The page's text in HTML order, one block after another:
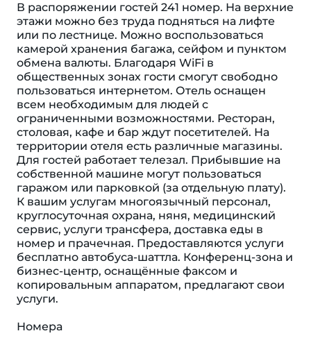
В распоряжении гостей 241 номер. На верхние
этажи можно без труда подняться на лифте
или по лестнице. Можно воспользоваться
камерой хранения багажа, сейфом и пунктом
обмена валюты. Благодаря WiFi в
общественных зонах гости смогут свободно
пользоваться интернетом. Отель оснащен
всем необходимым для людей с
ограниченными возможностями. Ресторан,
столовая, кафе и бар ждут посетителей. На
территории отеля есть различные магазины.
Для гостей работает телезал. Прибывшие на
собственной машине могут пользоваться
гаражом или парковкой (за отдельную плату).
К вашим услугам многоязычный персонал,
круглосуточная охрана, няня, медицинский
сервис, услуги трансфера, доставка еды в
номер и прачечная. Предоставляются услуги
бесплатно автобуса-шаттла. Конференц-зона и
бизнес-центр, оснащённые факсом и
копировальным аппаратом, предлагают свои
услуги.
Номера